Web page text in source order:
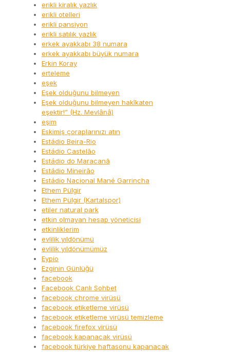
erikli kiralık yazlık
erikli otelleri
erikli pansiyon
erikli satılık yazlık
erkek ayakkabı 38 numara
erkek ayakkabı büyük numara
Erkin Koray
erteleme
eşek
Eşek olduğunu bilmeyen
Eşek olduğunu bilmeyen hakîkaten
eşektir!” (Hz. Mevlânâ)
eşim
Eskimiş çoraplarınızı atın
Estádio Beira-Rio
Estádio Castelão
Estádio do Maracanã
Estádio Mineirão
Estádio Nacional Mané Garrincha
Ethem Pülgir
Ethem Pülgir (Kartalspor)
etiler natural park
etkin olmayan hesap yöneticisi
etkinliklerim
evlilik yıldönümü
evlilik yıldönümümüz
Eypio
Ezginin Günlüğü
facebook
Facebook Canlı Sohbet
facebook chrome virüsü
facebook etiketleme virüsü
facebook etiketleme virüsü temizleme
facebook firefox virüsü
facebook kapanacak virüsü
facebook türkiye haftasonu kapanacak